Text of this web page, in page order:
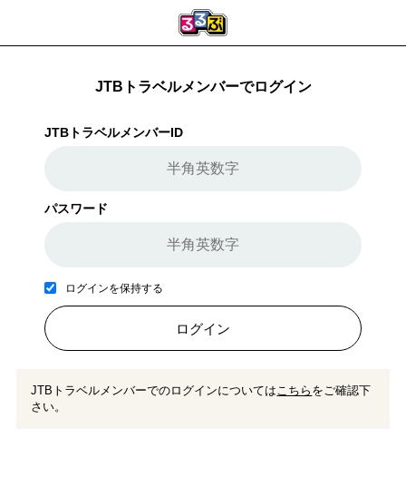
JTBトラベルメンバーでログイン
JTBトラベルメンバーID
パスワード
ログインを保持する
ログイン
JTBトラベルメンバーでのログインについてはこちら をご確認下
さい。